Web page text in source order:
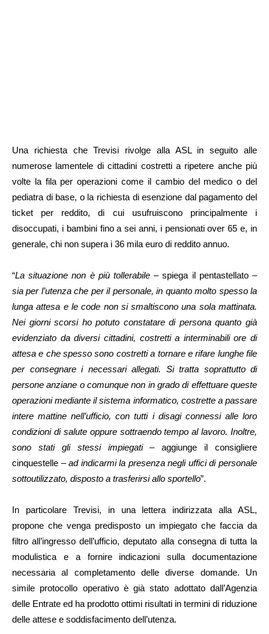
Una richiesta che Trevisi rivolge alla ASL in seguito alle
numerose lamentele di cittadini costretti a ripetere anche più
volte la fila per operazioni come il cambio del medico o del
pediatra di base, o la richiesta di esenzione dal pagamento del
ticket per reddito, di cui usufruiscono principalmente i
disoccupati, i bambini fino a sei anni, i pensionati over 65 e, in
generale, chi non supera i 36 mila euro di reddito annuo.
“La situazione non è più tollerabile – spiega il pentastellato –
sia per l’utenza che per il personale, in quanto molto spesso la
lunga attesa e le code non si smaltiscono una sola mattinata.
Nei giorni scorsi ho potuto constatare di persona quanto già
evidenziato da diversi cittadini, costretti a interminabili ore di
attesa e che spesso sono costretti a tornare e rifare lunghe file
per consegnare i necessari allegati. Si tratta soprattutto di
persone anziane o comunque non in grado di effettuare queste
operazioni mediante il sistema informatico, costrette a passare
intere mattine nell’ufficio, con tutti i disagi connessi alle loro
condizioni di salute oppure sottraendo tempo al lavoro. Inoltre,
sono stati gli stessi impiegati– aggiunge il consigliere
cinquestelle –ad indicarmi la presenza negli uffici di personale
sottoutilizzato, disposto a trasferirsi allo sportello”.
In particolare Trevisi, in una lettera indirizzata alla ASL,
propone che venga predisposto un impiegato che faccia da
filtro all’ingresso dell’ufficio, deputato alla consegna di tutta la
modulistica e a fornire indicazioni sulla documentazione
necessaria al completamento delle diverse domande. Un
simile protocollo operativo è già stato adottato dall’Agenzia
delle Entrate ed ha prodotto ottimi risultati in termini di riduzione
delle attese e soddisfacimento dell’utenza.